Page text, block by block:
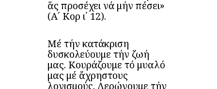
ἅς προσέχει νά μήν πέσει»
(Α΄ Κορ ι΄ 12).
Μέ τήν κατάκριση
δυσκολεύουμε τήν ζωή
μας. Κουράζουμε τό μυαλό
μας μέ ἄχρηστους
λογισμούς. Λερώνουμε τήν